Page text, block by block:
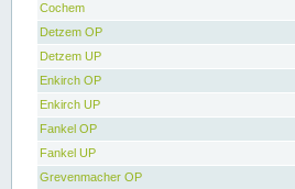
Cochem
Detzem OP
Detzem UP
Enkirch OP
Enkirch UP
Fankel OP
Fankel UP
Grevenmacher OP